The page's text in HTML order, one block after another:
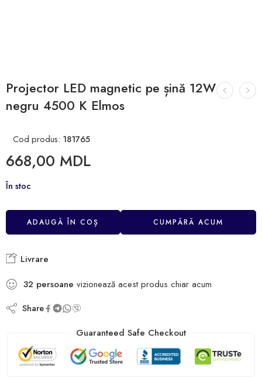
Projector LED magnetic pe șină 12W
negru 4500 K Elmos
Cod produs: 181765
668,00 MDL
În stoc
ADAUGĂ ÎN COȘ CUMPĂRĂ ACUM
Livrare
32 persoane vizionează acest produs chiar acum
Share
Guaranteed Safe Checkout